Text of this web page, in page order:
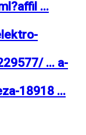
...
... a-
18918 ...